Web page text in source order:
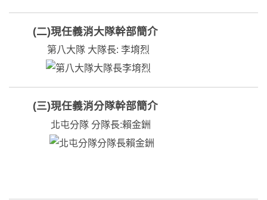
(二)現任義消大隊幹部簡介
第八大隊 大隊長: 李堉烈
(三)現任義消分隊幹部簡介
北屯分隊 分隊長:賴金銂